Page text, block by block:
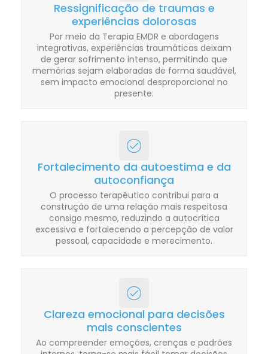
Ressignificação de traumas e
experiências dolorosas
Por meio da Terapia EMDR e abordagens
integrativas, experiências traumáticas deixam
de gerar sofrimento intenso, permitindo que
memórias sejam elaboradas de forma saudável,
sem impacto emocional desproporcional no
presente.
Fortalecimento da autoestima e da
autoconfiança
O processo terapêutico contribui para a
construção de uma relação mais respeitosa
consigo mesmo, reduzindo a autocrítica
excessiva e fortalecendo a percepção de valor
pessoal, capacidade e merecimento.
Clareza emocional para decisões
mais conscientes
Ao compreender emoções, crenças e padrões